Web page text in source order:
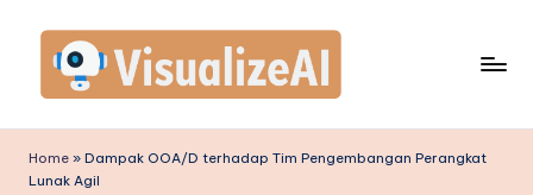
content
is
Home » Dampak OOA/D terhadap Tim Pengembangan Perangkat
Lunak Agil